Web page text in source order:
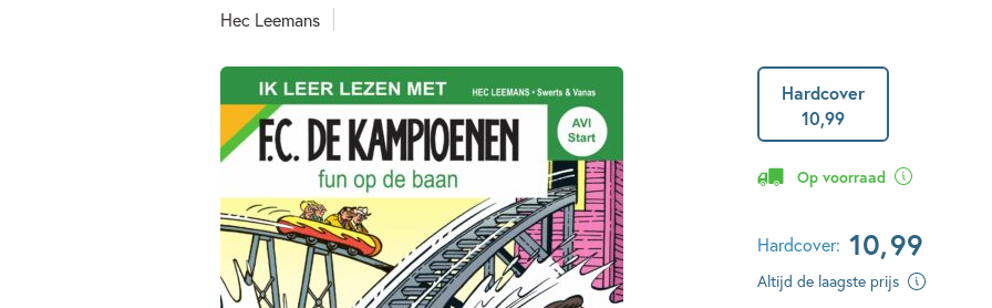
Hec Leemans
Hardcover
10,99
Op voorraad
Hardcover: 10,99
Altijd de laagste prijs